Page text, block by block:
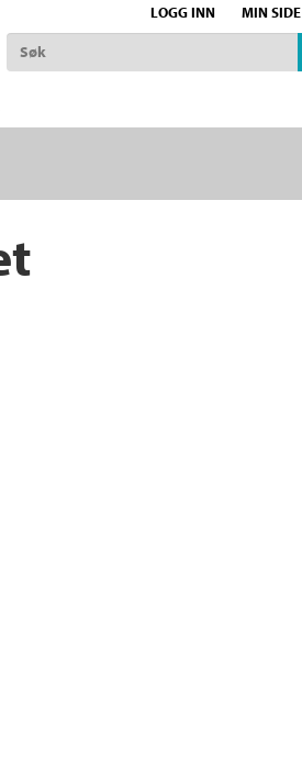
LOGG INN MIN SIDE